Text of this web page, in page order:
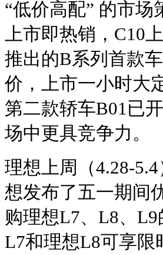
“低价高配” 的市
上市即热销，C10
推出的B系列首款
价，上市一小时大
第二款轿车B01已
场中更具竞争力。
理想上周（4.28-
想发布了五一期间
购理想L7、L8、
L7和理想L8可享限